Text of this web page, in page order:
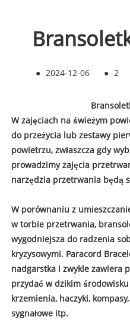
● 2024-12-06 ● 2
W zajęciach na świeżym
do przeżycia lub zestawy
powietrzu, zwłaszcza gdy
prowadzimy zajęcia
narzędzia przetrwania będą
W porównaniu z
w torbie przetrwania,
wygodniejsza do radzenia
kryzysowymi. Paracord
nadgarstka i zwykle zawiera
przydać w dzikim
krzemienia, haczyki,
sygnałowe itp.